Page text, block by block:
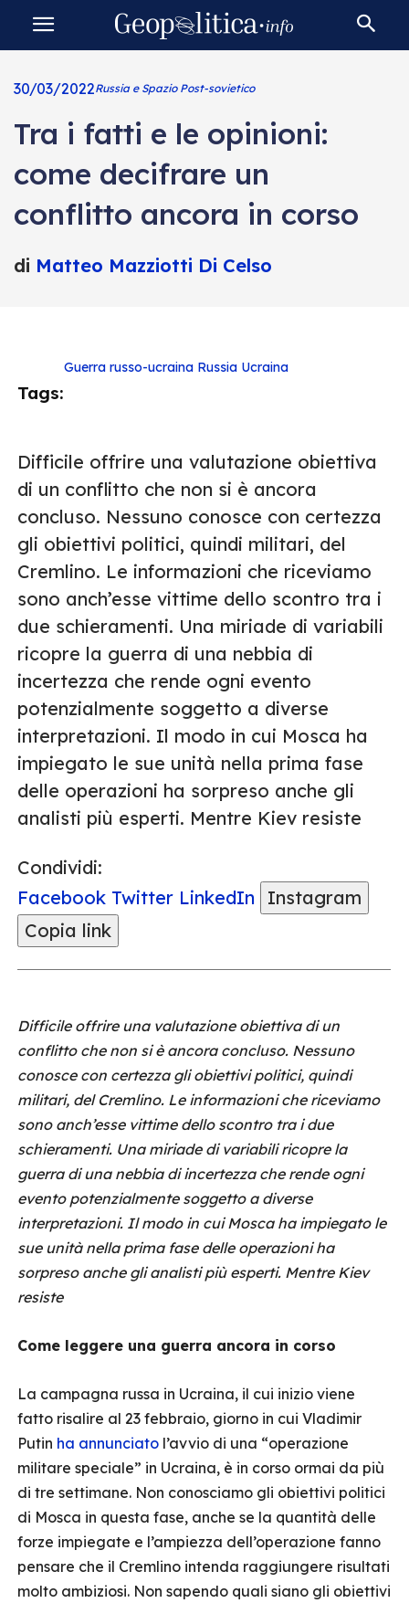
30/03/2022Russia e Spazio Post-sovietico
Tra i fatti e le opinioni:
come decifrare un
conflitto ancora in corso
di Matteo Mazziotti Di Celso
Tags:
Guerra russo-ucraina Russia Ucraina
Difficile offrire una valutazione obiettiva
di un conflitto che non si è ancora
concluso. Nessuno conosce con certezza
gli obiettivi politici, quindi militari, del
Cremlino. Le informazioni che riceviamo
sono anch’esse vittime dello scontro tra i
due schieramenti. Una miriade di variabili
ricopre la guerra di una nebbia di
incertezza che rende ogni evento
potenzialmente soggetto a diverse
interpretazioni. Il modo in cui Mosca ha
impiegato le sue unità nella prima fase
delle operazioni ha sorpreso anche gli
analisti più esperti. Mentre Kiev resiste
Condividi:
Facebook Twitter LinkedIn
Instagram
Copia link
Difficile offrire una valutazione obiettiva di un
conflitto che non si è ancora concluso. Nessuno
conosce con certezza gli obiettivi politici, quindi
militari, del Cremlino. Le informazioni che riceviamo
sono anch’esse vittime dello scontro tra i due
schieramenti. Una miriade di variabili ricopre la
guerra di una nebbia di incertezza che rende ogni
evento potenzialmente soggetto a diverse
interpretazioni. Il modo in cui Mosca ha impiegato le
sue unità nella prima fase delle operazioni ha
sorpreso anche gli analisti più esperti. Mentre Kiev
resiste
Come leggere una guerra ancora in corso
La campagna russa in Ucraina, il cui inizio viene
fatto risalire al 23 febbraio, giorno in cui Vladimir
Putin ha annunciato l’avvio di una “operazione
militare speciale” in Ucraina, è in corso ormai da più
di tre settimane. Non conosciamo gli obiettivi politici
di Mosca in questa fase, anche se la quantità delle
forze impiegate e l’ampiezza dell’operazione fanno
pensare che il Cremlino intenda raggiungere risultati
molto ambiziosi. Non sapendo quali siano gli obiettivi